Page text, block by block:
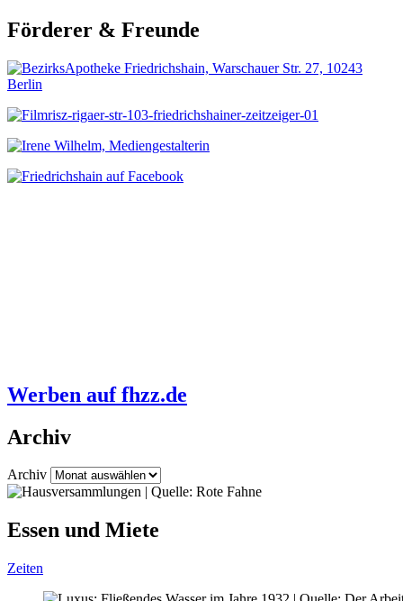
Förderer & Freunde
Werben auf fhzz.de
Archiv
Archiv
Essen und Miete
Zeiten